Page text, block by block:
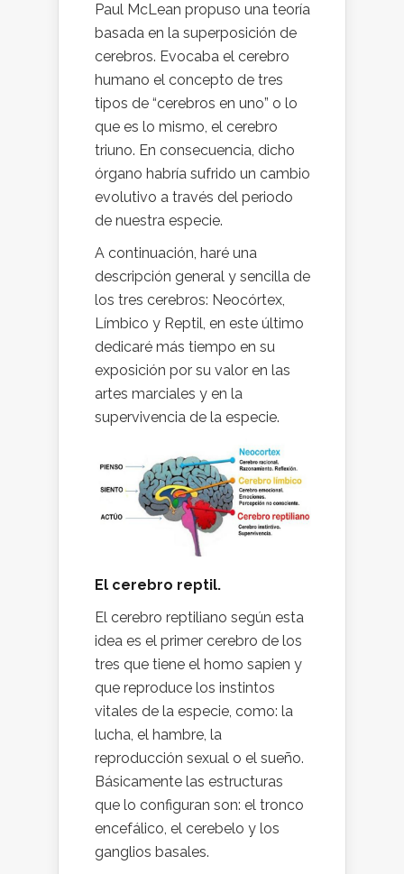
Paul McLean propuso una teoría
basada en la superposición de
cerebros. Evocaba el cerebro
humano el concepto de tres
tipos de “cerebros en uno” o lo
que es lo mismo, el cerebro
triuno. En consecuencia, dicho
órgano habría sufrido un cambio
evolutivo a través del periodo
de nuestra especie.
A continuación, haré una
descripción general y sencilla de
los tres cerebros: Neocórtex,
Límbico y Reptil, en este último
dedicaré más tiempo en su
exposición por su valor en las
artes marciales y en la
supervivencia de la especie.
El cerebro reptil.
El cerebro reptiliano según esta
idea es el primer cerebro de los
tres que tiene el homo sapien y
que reproduce los instintos
vitales de la especie, como: la
lucha, el hambre, la
reproducción sexual o el sueño.
Básicamente las estructuras
que lo configuran son: el tronco
encefálico, el cerebelo y los
ganglios basales.